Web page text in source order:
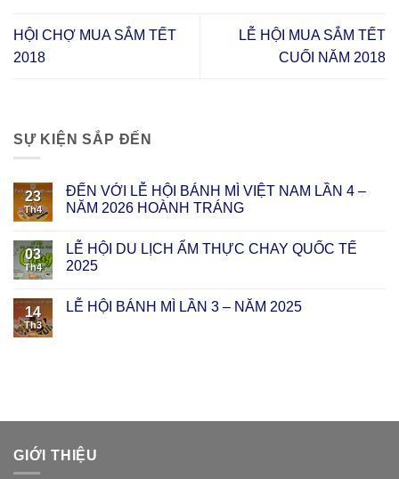
HỘI CHỢ MUA SẮM TẾT
2018
LỄ HỘI MUA SẮM TẾT
CUỐI NĂM 2018
SỰ KIỆN SẮP ĐẾN
23
Th4
ĐẾN VỚI LỄ HỘI BÁNH MÌ VIỆT NAM LẦN 4 –
NĂM 2026 HOÀNH TRÁNG
03
Th4
LỄ HỘI DU LỊCH ẨM THỰC CHAY QUỐC TẾ
2025
14
Th3
LỄ HỘI BÁNH MÌ LẦN 3 – NĂM 2025
GIỚI THIỆU